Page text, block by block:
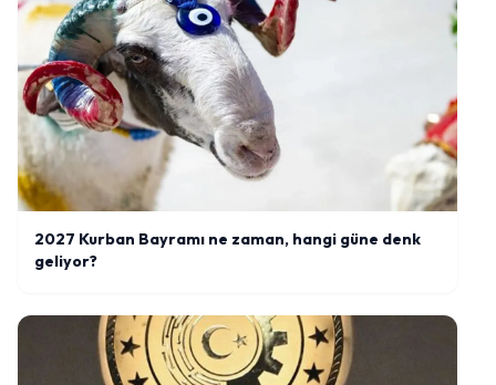
2027 Kurban Bayramı ne zaman, hangi güne denk
geliyor?